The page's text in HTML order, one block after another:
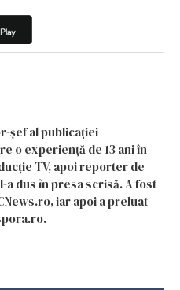
șef al publicației
o experiență de 13 ani în
TV, apoi reporter de
dus în presa scrisă. A fost
iar apoi a preluat